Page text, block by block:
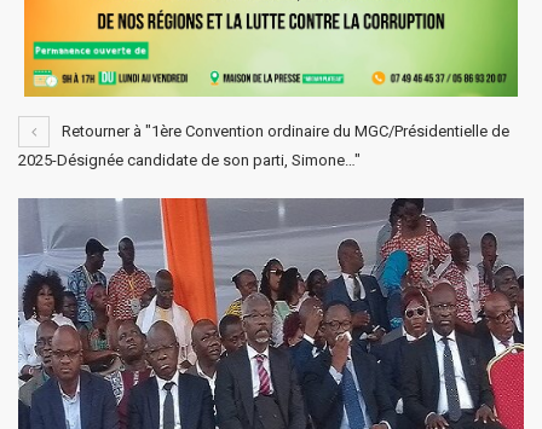
Retourner à "1ère Convention ordinaire du MGC/Présidentielle de
2025-Désignée candidate de son parti, Simone…"